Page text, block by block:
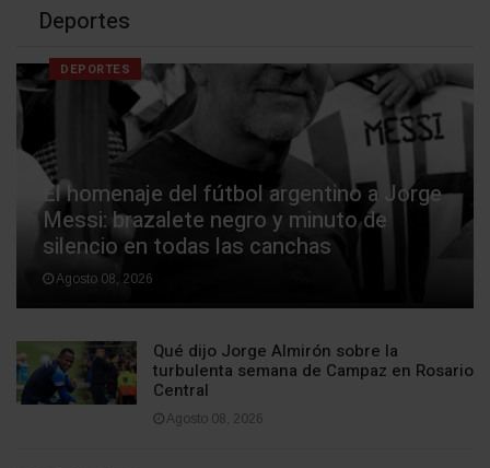
Deportes
DEPORTES
El homenaje del fútbol argentino a Jorge
Messi: brazalete negro y minuto de
silencio en todas las canchas
Agosto 08, 2026
Qué dijo Jorge Almirón sobre la
turbulenta semana de Campaz en Rosario
Central
Agosto 08, 2026